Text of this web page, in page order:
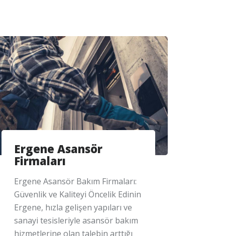
Ergene Asansör
Firmaları
Ergene Asansör Bakım Firmaları:
Güvenlik ve Kaliteyi Öncelik Edinin
Ergene, hızla gelişen yapıları ve
sanayi tesisleriyle asansör bakım
hizmetlerine olan talebin arttığı